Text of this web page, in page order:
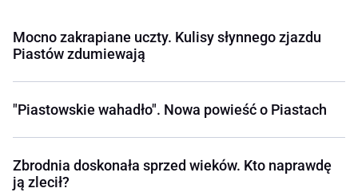
Mocno zakrapiane uczty. Kulisy słynnego zjazdu
Piastów zdumiewają
"Piastowskie wahadło". Nowa powieść o Piastach
Zbrodnia doskonała sprzed wieków. Kto naprawdę
ją zlecił?